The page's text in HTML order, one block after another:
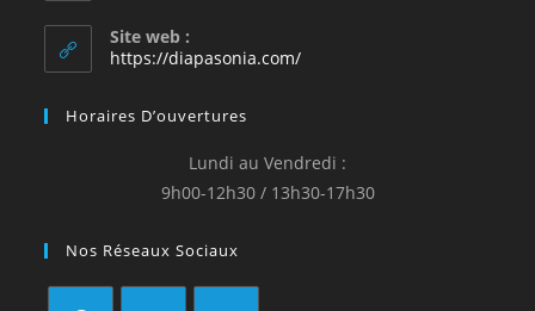
Site web :
https://diapasonia.com/
Horaires D’ouvertures
Lundi au Vendredi :
9h00-12h30 / 13h30-17h30
Nos Réseaux Sociaux